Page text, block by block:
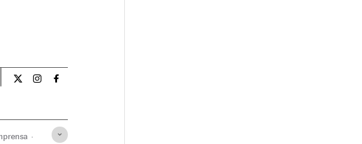
Economia El País Brasil en Twitter
Economia El País Brasil en Instagram
Economia El País Brasil en Facebook